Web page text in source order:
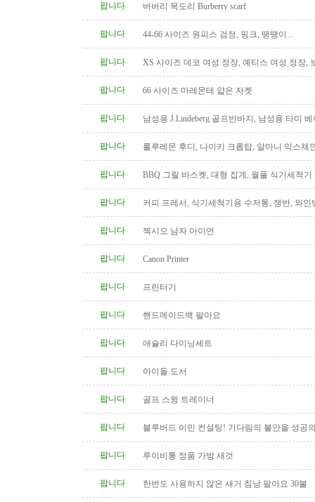
팝니다 버버리 목도리 Burberry scarf
팝니다 44-66 사이즈 원피스 검정, 핑크, 땡땡이...
팝니다
XS 사이즈 데코 여성 정장, 예티스 여성 정장,
팝니다
66 사이즈 마레몬테 얇은 자켓
팝니다
남성용 J.Lindeberg 골프반바지, 남성용 타미
팝니다
룰루레몬 후디, 나이키 크롭탑, 알마니 익스체
팝니다
BBQ 그릴 바스켓, 대형 집게, 월풀 식기세척기
팝니다
커피 프레서, 식기세척기용 수저통, 쟁반, 와인
팝니다 젝시오 남자 아이언
팝니다 Canon Printer
팝니다 프린터기
팝니다 핸드메이드백 팔아요
팝니다 애슐리 다이닝세트
팝니다 아이들 도서
팝니다 골프 스윙 트레이너
팝니다 블루버드 이민 컨설팅! 기다림의 불안을 성공
팝니다 루이비통 정품 가방 새것
팝니다 한번도 사용하지 않은 새거 침낭 팔아요 30불